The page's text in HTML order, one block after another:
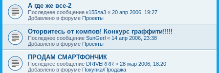
А где же все-2
Последнее сообщение к155ла3 « 20 апр 2006, 19:27
Добавлено в форуме Проекты
Оторвитесь от компов! Конкурс граффити!!!!!
Последнее сообщение SunGerl « 14 апр 2006, 23:38
Добавлено в форуме Проекты
ПРОДАМ СМАРТФОНЧИК
Последнее сообщение DRIVERRR « 28 мар 2006, 18:20
Добавлено в форуме Покупка/Продажа